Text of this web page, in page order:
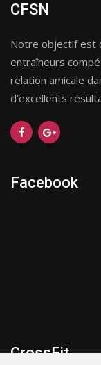
CFSN
Notre objectif est
entraîneurs
relation amicale
d’excellents
Facebook
CrossFit